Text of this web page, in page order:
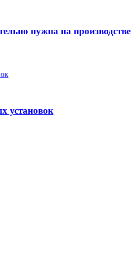
нужна на производстве
установок